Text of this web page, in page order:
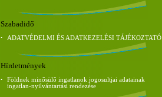
Szabadidő
• ADATVÉDELMI ÉS ADATKEZELÉSI TÁJÉKOZTATÓ
Hírdetmények
•
Földnek minősülő ingatlanok jogosultjai adatainak
ingatlan-nyilvántartási rendezése